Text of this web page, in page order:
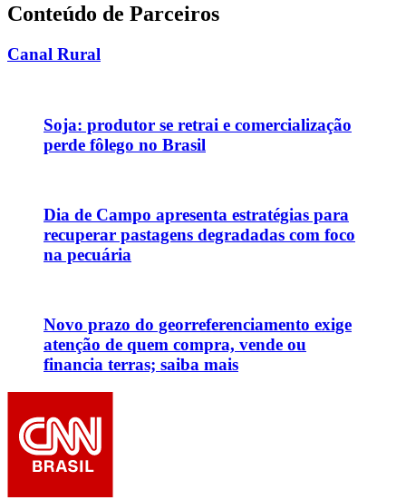
Conteúdo de Parceiros
Canal Rural
Soja: produtor se retrai e comercialização
perde fôlego no Brasil
Dia de Campo apresenta estratégias para
recuperar pastagens degradadas com foco
na pecuária
Novo prazo do georreferenciamento exige
atenção de quem compra, vende ou
financia terras; saiba mais